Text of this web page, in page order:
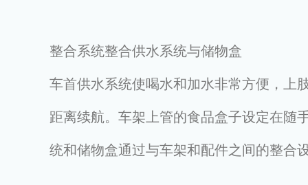
整合系统整合供水系统与储物盒
车首供水系统使喝水和加水非常方便，上
距离续航。车架上管的食品盒子设定在随
统和储物盒通过与车架和配件之间的整合